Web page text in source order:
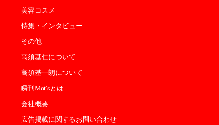
美容コスメ
特集・インタビュー
その他
高須基仁について
高須基一朗について
瞬刊Mot'sとは
会社概要
広告掲載に関するお問い合わせ